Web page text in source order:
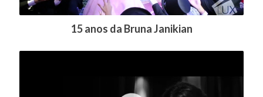
15 anos da Bruna Janikian